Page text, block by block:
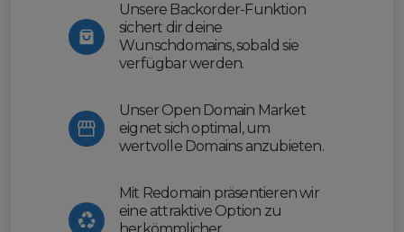
Unsere Backorder-Funktion
sichert dir deine
Wunschdomains, sobald sie
verfügbar werden.
Unser Open Domain Market
eignet sich optimal, um
wertvolle Domains anzubieten.
Mit Redomain präsentieren wir
eine attraktive Option zu